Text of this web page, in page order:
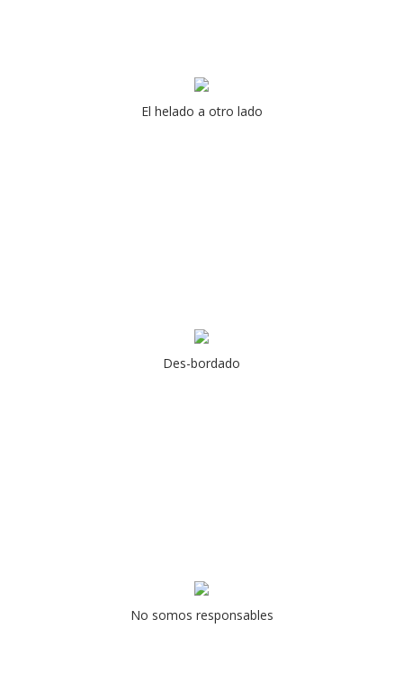
El helado a otro lado
Des-bordado
No somos responsables